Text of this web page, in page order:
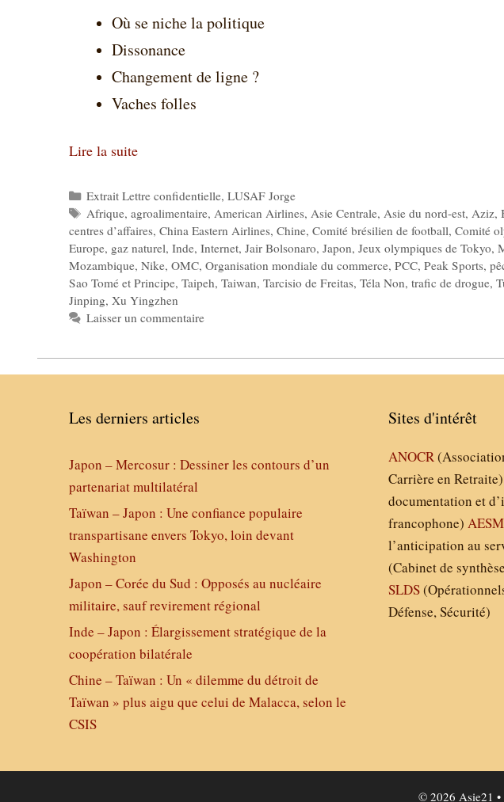
Où se niche la politique
Dissonance
Changement de ligne ?
Vaches folles
Lire la suite
Catégories
Extrait Lettre confidentielle,LUSAF Jorge
Étiquettes
Afrique,agroalimentaire, American Airlines, Asie Centrale, Asie du nord-est, Aziz,
centres d’affaires, China Eastern Airlines, Chine, Comité brésilien de football, Comité
Europe, gaz naturel, Inde, Internet, Jair Bolsonaro, Japon, Jeux olympiques de Tokyo,
Mozambique, Nike, OMC, Organisation mondiale du commerce, PCC, Peak Sports,
Sao Tomé et Principe, Taipeh, Taiwan, Tarcisio de Freitas, Téla Non, trafic de drogue,
Jinping, Xu Yingzhen
Laisser un commentaire
Les derniers articles
Japon – Mercosur : Dessiner les contours d’un
partenariat multilatéral
Taïwan – Japon : Une confiance populaire
transpartisane envers Tokyo, loin devant
Washington
Japon – Corée du Sud : Opposés au nucléaire
militaire, sauf revirement régional
Inde – Japon : Élargissement stratégique de la
coopération bilatérale
Chine – Taïwan : Un « dilemme du détroit de
Taïwan » plus aigu que celui de Malacca, selon le
CSIS
Sites d'intérêt
ANOCR
Carrière en
documentation et
francophone)
l’anticipation au
(Cabinet de
SLDS
Défense, Sécurité)
© 2026 Asie21